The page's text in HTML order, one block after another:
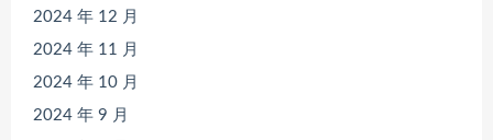
2024 年 12 月
2024 年 11 月
2024 年 10 月
2024 年 9 月